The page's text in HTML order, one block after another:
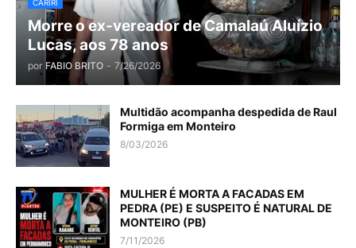
CARIRI
Morre o ex-vereador de Camalaú Aluízio
Lucas, aos 78 anos
por FABIO BRITO - 7/26/2026
Multidão acompanha despedida de Raul
Formiga em Monteiro
8/03/2026
MULHER É MORTA A FACADAS EM
PEDRA (PE) E SUSPEITO É NATURAL DE
MONTEIRO (PB)
7/11/2026